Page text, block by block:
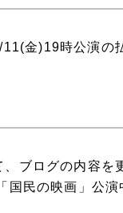
金)19時公演の
、ブログの内容
民の映画」公